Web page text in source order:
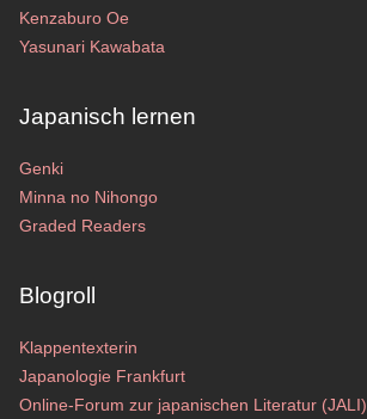
Kenzaburo Oe
Yasunari Kawabata
Japanisch lernen
Genki
Minna no Nihongo
Graded Readers
Blogroll
Klappentexterin
Japanologie Frankfurt
Online-Forum zur japanischen Literatur (JALI)